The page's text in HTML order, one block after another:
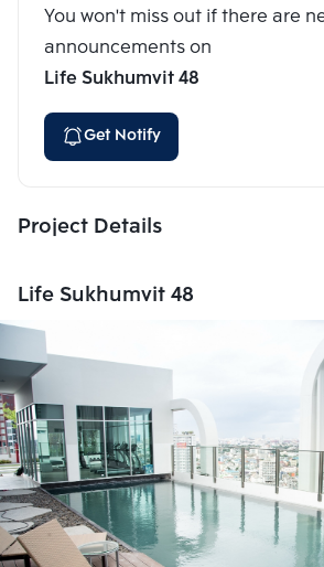
You won't miss out if there are
announcements on
Life Sukhumvit 48
Get Notify
Project Details
Life Sukhumvit 48